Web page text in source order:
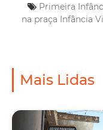
Primeira
na praça Infância
Mais Lidas